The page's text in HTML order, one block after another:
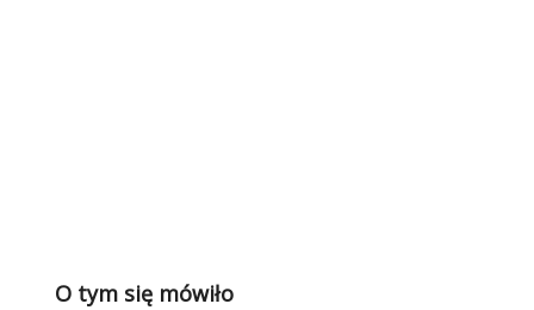
O tym się mówiło